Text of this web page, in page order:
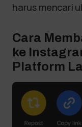
harus mencari
Cara
ke
Platform